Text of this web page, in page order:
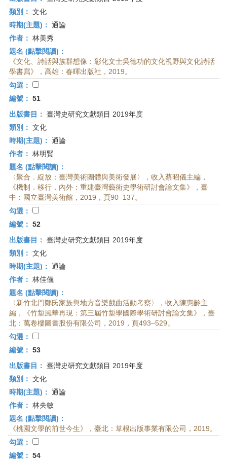
類別： 文化
時期(主題)： 通論
作者： 林美秀
題名 (點擊閱讀)：
《文化、詩話與族群想像：彰化文士吳德功的文化視野與文化詩話
學書寫》，高雄：春暉出版社，2019。
勾選：
編號： 51
出版書目： 臺灣史研究文獻類目 2019年度
類別： 文化
時期(主題)： 通論
作者： 林明賢
題名 (點擊閱讀)：
〈聚合．綻放：臺灣美術團體與美術發展〉，收入蔡昭儀主編，
《機制．移行．內外：重建臺灣藝術史學術研討會論文集》，臺
中：國立臺灣美術館，2019，頁90–137。
勾選：
編號： 52
出版書目： 臺灣史研究文獻類目 2019年度
類別： 文化
時期(主題)： 通論
作者： 林佳儀
題名 (點擊閱讀)：
〈新竹北門鄭氏家族與地方音樂戲曲活動考察〉，收入陳惠齡主
編，《竹塹風華再現：第三屆竹塹學國際學術研討會論文集》，臺
北：萬卷樓圖書股份有限公司，2019，頁493–529。
勾選：
編號： 53
出版書目： 臺灣史研究文獻類目 2019年度
類別： 文化
時期(主題)： 通論
作者： 林央敏
題名 (點擊閱讀)：
《桃園文學的前世今生》，臺北：草根出版事業有限公司，2019。
勾選：
編號： 54